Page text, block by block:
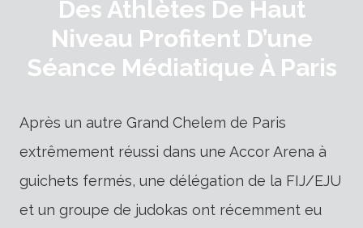
Des Athlètes De Haut
Niveau Profitent D’une
Séance Médiatique À Paris
Après un autre Grand Chelem de Paris
extrêmement réussi dans une Accor Arena à
guichets fermés, une délégation de la FIJ/EJU
et un groupe de judokas ont récemment eu